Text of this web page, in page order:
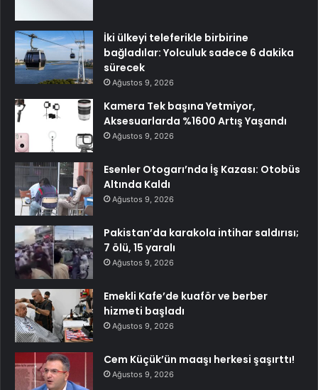
İki ülkeyi teleferikle birbirine
bağladılar: Yolculuk sadece 6 dakika
sürecek
Ağustos 9, 2026
Kamera Tek başına Yetmiyor,
Aksesuarlarda %1600 Artış Yaşandı
Ağustos 9, 2026
Esenler Otogarı’nda İş Kazası: Otobüs
Altında Kaldı
Ağustos 9, 2026
Pakistan’da karakola intihar saldırısı;
7 ölü, 15 yaralı
Ağustos 9, 2026
Emekli Kafe’de kuaför ve berber
hizmeti başladı
Ağustos 9, 2026
Cem Küçük’ün maaşı herkesi şaşırttı!
Ağustos 9, 2026